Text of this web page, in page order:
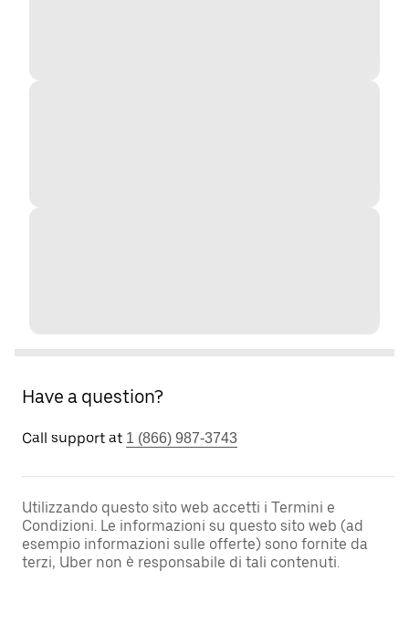
Have a question?
Call support at 1 (866) 987-3743
Utilizzando questo sito web accetti i Termini e
Condizioni. Le informazioni su questo sito web (ad
esempio informazioni sulle offerte) sono fornite da
terzi, Uber non è responsabile di tali contenuti.